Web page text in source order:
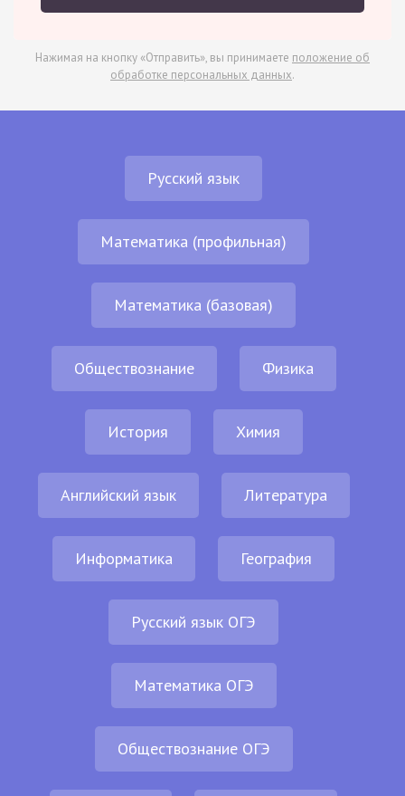
Нажимая на кнопку «Отправить», вы принимаете положение об
обработке персональных данных.
Русский язык
Математика (профильная)
Математика (базовая)
Обществознание Физика
История Химия
Английский язык Литература
Информатика География
Русский язык ОГЭ
Математика ОГЭ
Обществознание ОГЭ